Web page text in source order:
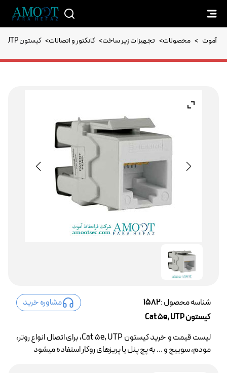
آموت > محصولات> تجهیزات زیر ساخت> کانکتور و اتصالات> کیستون Cat 5e, UTP
شناسه محصول :1582
مشاوره خرید
کیستون Cat 5e, UTP
لیست قیمت و خرید کیستون Cat 5e, UTP، برای اتصال انواع روتر،
مودم، سوییچ و … به پچ پنل یا پریزهای روکار استفاده میشود